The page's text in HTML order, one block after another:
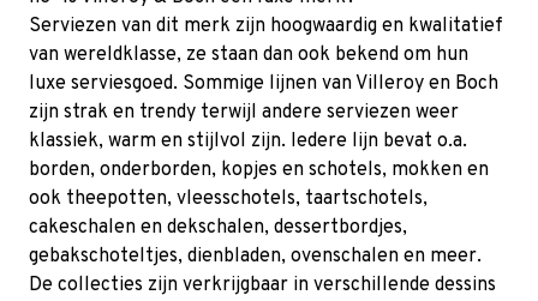
Serviezen van dit merk zijn hoogwaardig en kwalitatief
van wereldklasse, ze staan dan ook bekend om hun
luxe serviesgoed. Sommige lijnen van Villeroy en Boch
zijn strak en trendy terwijl andere serviezen weer
klassiek, warm en stijlvol zijn. Iedere lijn bevat o.a.
borden, onderborden, kopjes en schotels, mokken en
ook theepotten, vleesschotels, taartschotels,
cakeschalen en dekschalen, dessertbordjes,
gebakschoteltjes, dienbladen, ovenschalen en meer.
De collecties zijn verkrijgbaar in verschillende dessins